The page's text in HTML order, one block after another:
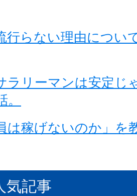
行らない理由につい
ラリーマンは安定じ
は稼げないのか」を
気記事